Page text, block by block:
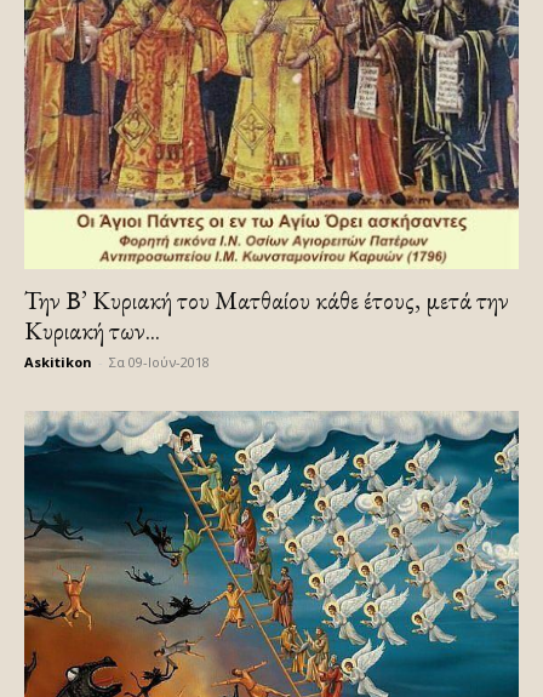
Την Β’ Κυριακή του Ματθαίου κάθε έτους, μετά την
Κυριακή των...
Askitikon Σα 09-Ιούν-2018